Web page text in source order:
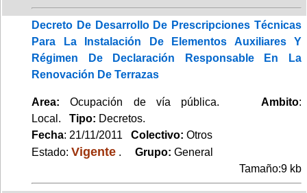
Decreto De Desarrollo De Prescripciones Técnicas
Para La Instalación De Elementos Auxiliares Y
Régimen De Declaración Responsable En La
Renovación De Terrazas
Area: Ocupación de vía pública. Ambito:
Local. Tipo: Decretos.
Fecha: 21/11/2011 Colectivo: Otros
Estado: Vigente . Grupo: General
Tamaño:9 kb